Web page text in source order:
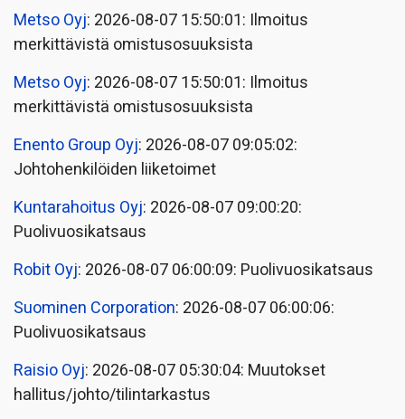
Metso Oyj: 2026-08-07 15:50:01: Ilmoitus
merkittävistä omistusosuuksista
Metso Oyj: 2026-08-07 15:50:01: Ilmoitus
merkittävistä omistusosuuksista
Enento Group Oyj: 2026-08-07 09:05:02:
Johtohenkilöiden liiketoimet
Kuntarahoitus Oyj: 2026-08-07 09:00:20:
Puolivuosikatsaus
Robit Oyj: 2026-08-07 06:00:09: Puolivuosikatsaus
Suominen Corporation: 2026-08-07 06:00:06:
Puolivuosikatsaus
Raisio Oyj: 2026-08-07 05:30:04: Muutokset
hallitus/johto/tilintarkastus